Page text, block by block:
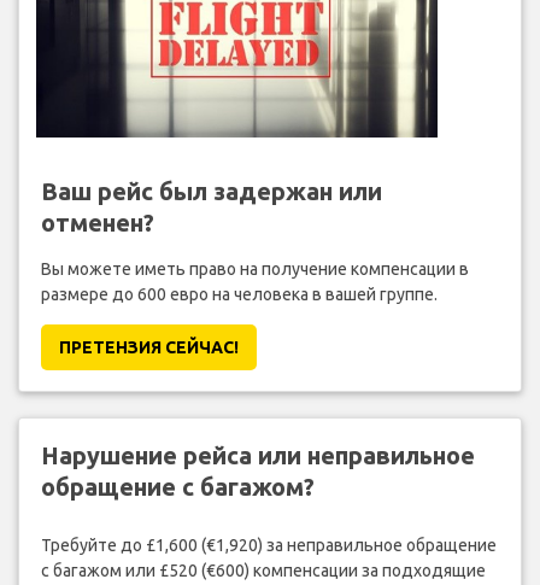
Ваш рейс был задержан или
отменен?
Вы можете иметь право на получение компенсации в
размере до 600 евро на человека в вашей группе.
ПРЕТЕНЗИЯ CЕЙЧАС!
Нарушение рейса или неправильное
обращение с багажом?
Требуйте до £1,600 (€1,920) за неправильное обращение
с багажом или £520 (€600) компенсации за подходящие